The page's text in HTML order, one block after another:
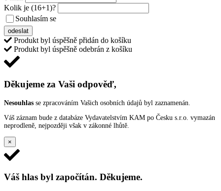
Kolik je (16+1)?
Souhlasím se
odeslat
Produkt byl úspěšně přidán do košíku
Produkt byl úspěšně odebrán z košíku
Děkujeme za Vaši odpověď,
Nesouhlas se zpracováním Vašich osobních údajů byl zaznamenán.
Váš záznam bude z databáze Vydavatelstvím KAM po Česku s.r.o. vymazán
neprodleně, nejpozději však v zákonné lhůtě.
×
Váš hlas byl započítán. Děkujeme.